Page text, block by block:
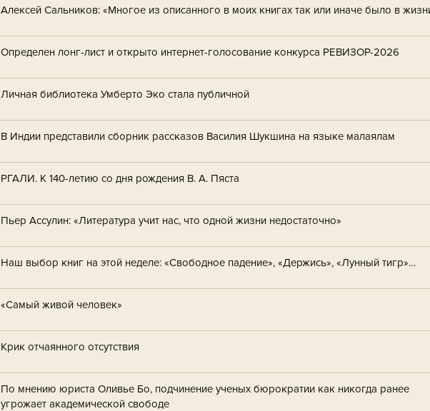
Алексей Сальников: «Многое из описанного в моих книгах так или иначе было в
Определен лонг-лист и открыто интернет-голосование конкурса РЕВИЗОР-2026
Личная библиотека Умберто Эко стала публичной
В Индии представили сборник рассказов Василия Шукшина на языке малаялам
РГАЛИ. К 140-летию со дня рождения В. А. Пяста
Пьер Ассулин: «Литература учит нас, что одной жизни недостаточно»
Наш выбор книг на этой неделе: «Свободное падение», «Держись», «Лунный тигр»…
«Самый живой человек»
Крик отчаянного отсутствия
По мнению юриста Оливье Бо, подчинение ученых бюрократии как никогда ранее
угрожает академической свободе